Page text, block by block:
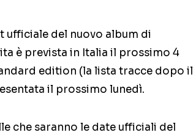
ufficiale del nuovo album di
è prevista in Italia il prossimo 4
edition (la lista tracce dopo il
il prossimo lunedì.
che saranno le date ufficiali del